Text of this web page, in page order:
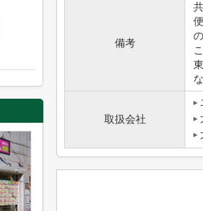
備考
取扱会社